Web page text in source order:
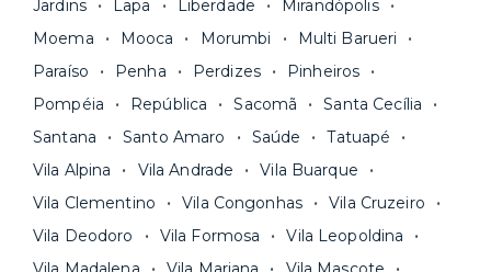
Jardins
Lapa Liberdade
Mirandópolis
Moema
Mooca Morumbi
Multi Barueri
Paraíso
Penha Perdizes
Pinheiros
Pompéia
República Sacomã
Santa Cecília
Santana
Santo Amaro Saúde
Tatuapé
Vila Alpina
Vila Andrade
Vila Buarque
Vila Clementino
Vila Congonhas
Vila Cruzeiro
Vila Deodoro
Vila Formosa
Vila Leopoldina